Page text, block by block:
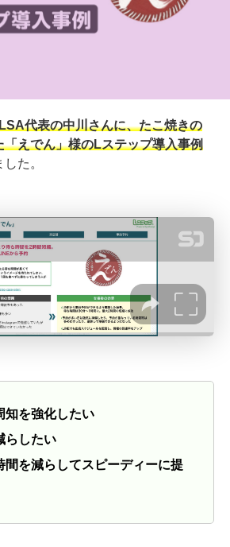
代表の中川さんに、たこ焼きの
「えでん」様のLステップ導入事例
た。
知を強化したい
らしたい
間を減らしてスピーディーに提